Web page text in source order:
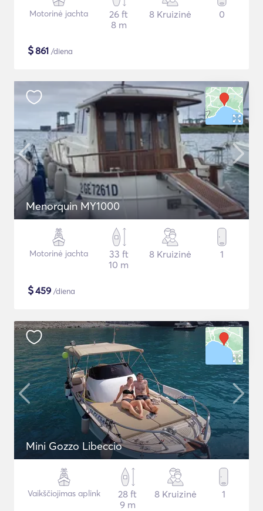
Motorinė jachta
26 ft
8 m
8 Kruizinė 0
$861 /diena
Menorquin MY1000
Motorinė jachta
33 ft
10 m
8 Kruizinė 1
$459 /diena
Mini Gozzo Libeccio
Vaikščiojimas aplink
28 ft
9 m
8 Kruizinė 1